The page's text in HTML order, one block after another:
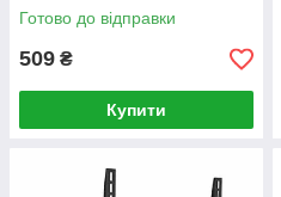
Готово до відправки
509 ₴
Купити